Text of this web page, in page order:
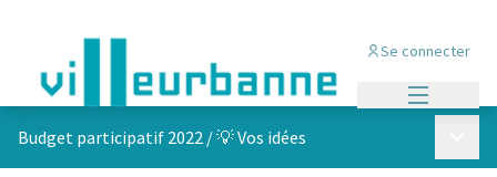
Se connecter
Budget participatif 2022 /💡 Vos idées